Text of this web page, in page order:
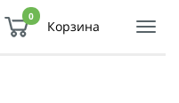
0
Корзина